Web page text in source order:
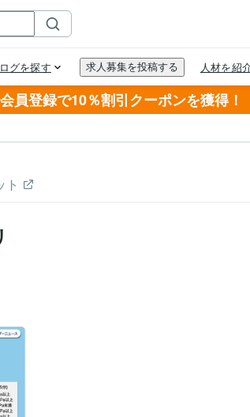
会員登録で10％割引クーポンを獲得！
ト